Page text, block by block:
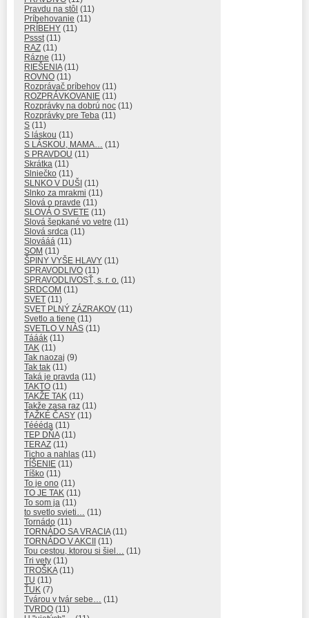
Pravdu na stôl (11)
Príbehovanie (11)
PRÍBEHY (11)
Pssst (11)
RAZ (11)
Rázne (11)
RIEŠENIA(11)
ROVNO (11)
Rozprávač príbehov (11)
ROZPRÁVKOVANIE (11)
Rozprávky na dobrú noc (11)
Rozprávky pre Teba (11)
S (11)
S láskou (11)
S LÁSKOU, MAMA…
(11)
S PRAVDOU (11)
Skrátka (11)
Slniečko (11)
SLNKO V DUŠI (11)
Slnko za mrakmi (11)
Slová o pravde (11)
SLOVÁ O SVETE (11)
Slová šepkané vo vetre (11)
Slová srdca (11)
Slovááá (11)
SOM (11)
ŠPINY VYŠE HLAVY (11)
SPRAVODLIVO (11)
SPRAVODLIVOSŤ, s. r. o. (11)
SRDCOM (11)
SVET (11)
SVET PLNÝ ZÁZRAKOV (11)
Svetlo a tiene (11)
SVETLO V NÁS (11)
Tááák (11)
TAK (11)
Tak naozaj (9)
Tak tak (11)
Taká je pravda (11)
TAKTO (11)
TAKŽE TAK (11)
Takže zasa raz (11)
ŤAŽKÉ ČASY (11)
Téééda (11)
TEP DŇA(11)
TERAZ (11)
Ticho a nahlas (11)
TÍŠENIE (11)
Tíško (11)
To je ono (11)
TO JE TAK (11)
To som ja (11)
to svetlo svieti…
(11)
Tornádo (11)
TORNÁDO SA VRACIA(11)
TORNÁDO V AKCII (11)
Tou cestou, ktorou si šiel…
(11)
Tri vety (11)
TROŠKA(11)
TU (11)
ŤUK (7)
Tvárou v tvár sebe…
(11)
TVRDO (11)